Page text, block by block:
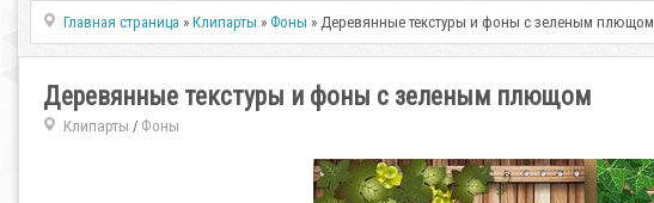
Главная страница »Клипарты » Фоны » Деревянные текстуры и фоны c зеленым плющом
Деревянные текстуры и фоны c зеленым плющом
Клипарты / Фоны